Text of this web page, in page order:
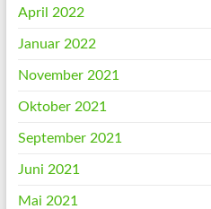
April 2022
Januar 2022
November 2021
Oktober 2021
September 2021
Juni 2021
Mai 2021